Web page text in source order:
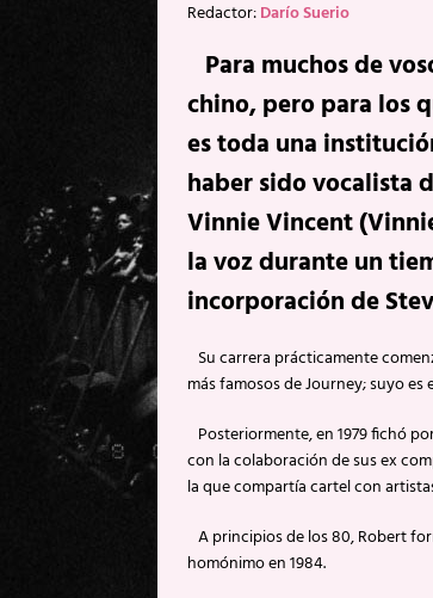
Redactor:Darío Suerio
Para muchos de
chino, pero para los
es toda una
haber sido vocalista
Vinnie Vincent
la voz durante un
incorporación de
Su carrera prácticamente
más famosos de Journey; suyo
Posteriormente, en 1979 fichó
con la colaboración de sus ex
la que compartía cartel con
A principios de los 80, Robert
homónimo en 1984.